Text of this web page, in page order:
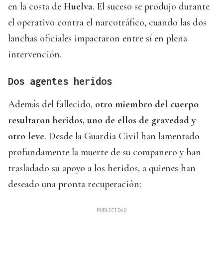
en la costa de Huelva. El suceso se produjo durante
el operativo contra el narcotráfico, cuando las dos
lanchas oficiales impactaron entre sí en plena
intervención.
Dos agentes heridos
Además del fallecido, otro miembro del cuerpo
resultaron heridos, uno de ellos de gravedad y
otro leve. Desde la Guardia Civil han lamentado
profundamente la muerte de su compañero y han
trasladado su apoyo a los heridos, a quienes han
deseado una pronta recuperación: